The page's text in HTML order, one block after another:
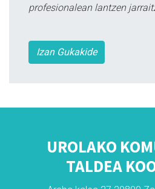
profesionalean lantzen
Izan Gukakide
UROLAKO
TALDEA